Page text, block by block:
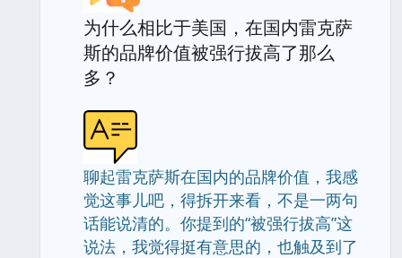
为什么相比于美国，在国内雷克萨
斯的品牌价值被强行拔高了那么
多？
聊起雷克萨斯在国内的品牌价值，我感
觉这事儿吧，得拆开来看，不是一两句
话能说清的。你提到的“被强行拔高”这
说法，我觉得挺有意思的，也触及到了